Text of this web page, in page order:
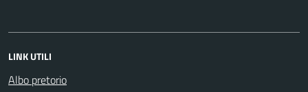
LINK UTILI
Albo pretorio